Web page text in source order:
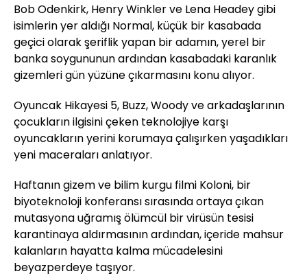
Bob Odenkirk, Henry Winkler ve Lena Headey gibi
isimlerin yer aldığı Normal, küçük bir kasabada
geçici olarak şeriflik yapan bir adamın, yerel bir
banka soygununun ardından kasabadaki karanlık
gizemleri gün yüzüne çıkarmasını konu alıyor.
Oyuncak Hikayesi 5, Buzz, Woody ve arkadaşlarının
çocukların ilgisini çeken teknolojiye karşı
oyuncakların yerini korumaya çalışırken yaşadıkları
yeni maceraları anlatıyor.
Haftanın gizem ve bilim kurgu filmi Koloni, bir
biyoteknoloji konferansı sırasında ortaya çıkan
mutasyona uğramış ölümcül bir virüsün tesisi
karantinaya aldırmasının ardından, içeride mahsur
kalanların hayatta kalma mücadelesini
beyazperdeye taşıyor.